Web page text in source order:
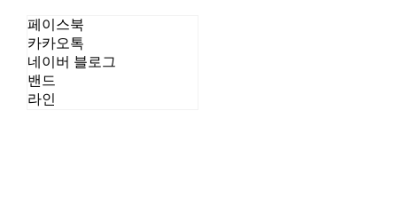
페이스북
카카오톡
네이버 블로그
밴드
라인